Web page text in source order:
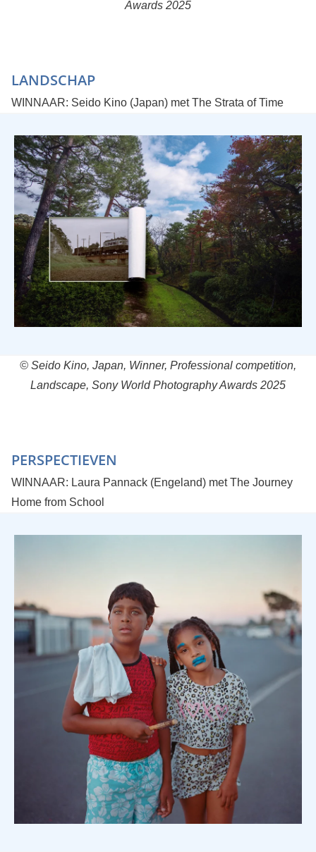
Awards 2025
LANDSCHAP
WINNAAR: Seido Kino (Japan) met The Strata of Time
© Seido Kino, Japan, Winner, Professional competition,
Landscape, Sony World Photography Awards 2025
PERSPECTIEVEN
WINNAAR: Laura Pannack (Engeland) met The Journey
Home from School